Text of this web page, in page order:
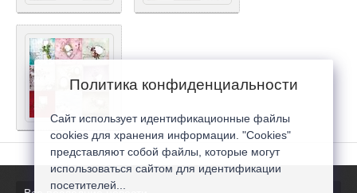
Политика конфиденциальности
Сайт использует идентификационные файлы
cookies для хранения информации. "Cookies"
представляют собой файлы, которые могут
использоваться сайтом для идентификации
посетителей...